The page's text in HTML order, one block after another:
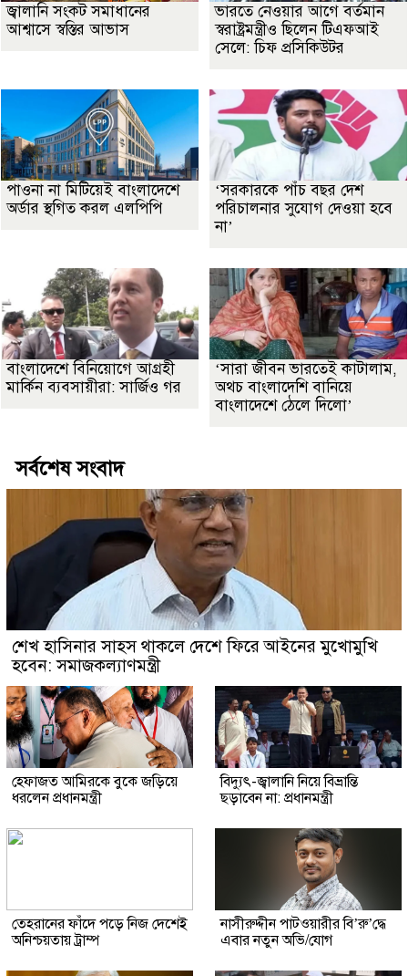
জ্বালানি সংকট সমাধানের
আশ্বাসে স্বস্তির আভাস
ভারতে নেওয়ার আগে বর্তমান
স্বরাষ্ট্রমন্ত্রীও ছিলেন টিএফআই
সেলে: চিফ প্রসিকিউটর
পাওনা না মিটিয়েই বাংলাদেশে
অর্ডার স্থগিত করল এলপিপি
‘সরকারকে পাঁচ বছর দেশ
পরিচালনার সুযোগ দেওয়া হবে
না’
বাংলাদেশে বিনিয়োগে আগ্রহী
মার্কিন ব্যবসায়ীরা: সার্জিও গর
‘সারা জীবন ভারতেই কাটালাম,
অথচ বাংলাদেশি বানিয়ে
বাংলাদেশে ঠেলে দিলো’
সর্বশেষ সংবাদ
শেখ হাসিনার সাহস থাকলে দেশে ফিরে আইনের মুখোমুখি
হবেন: সমাজকল্যাণমন্ত্রী
হেফাজত আমিরকে বুকে জড়িয়ে
ধরলেন প্রধানমন্ত্রী
বিদ্যুৎ-জ্বালানি নিয়ে বিভ্রান্তি
ছড়াবেন না: প্রধানমন্ত্রী
তেহরানের ফাঁদে পড়ে নিজ দেশেই
অনিশ্চয়তায় ট্রাম্প
নাসীরুদ্দীন পাটওয়ারীর বি’রু’দ্ধে
এবার নতুন অভি/যোগ